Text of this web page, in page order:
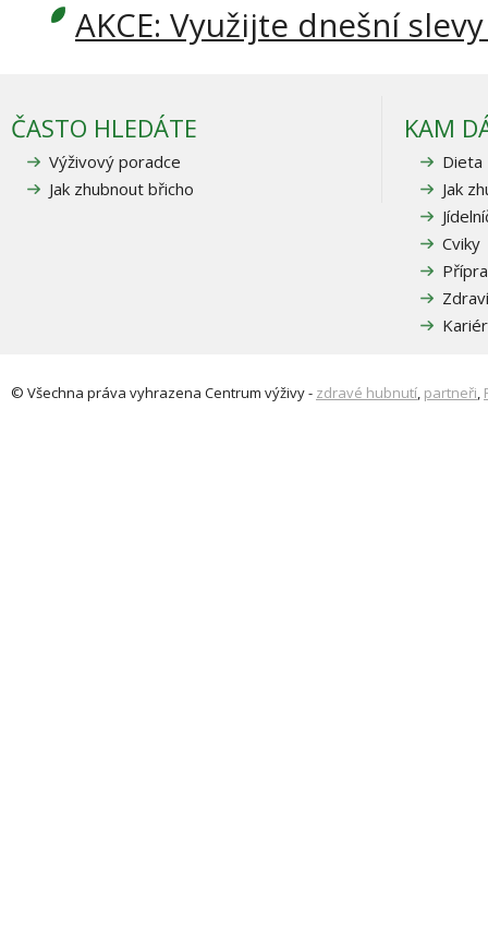
AKCE: Využijte dnešní
ČASTO HLEDÁTE
Výživový poradce
Jak zhubnout břicho
KAM
Dieta
Jak
Cviky
Zdraví
© Všechna práva vyhrazena Centrum výživy- zdravé hubnutí, partneři,